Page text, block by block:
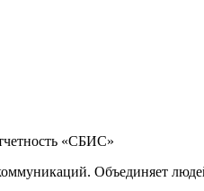
«СБИС»
Объединяет